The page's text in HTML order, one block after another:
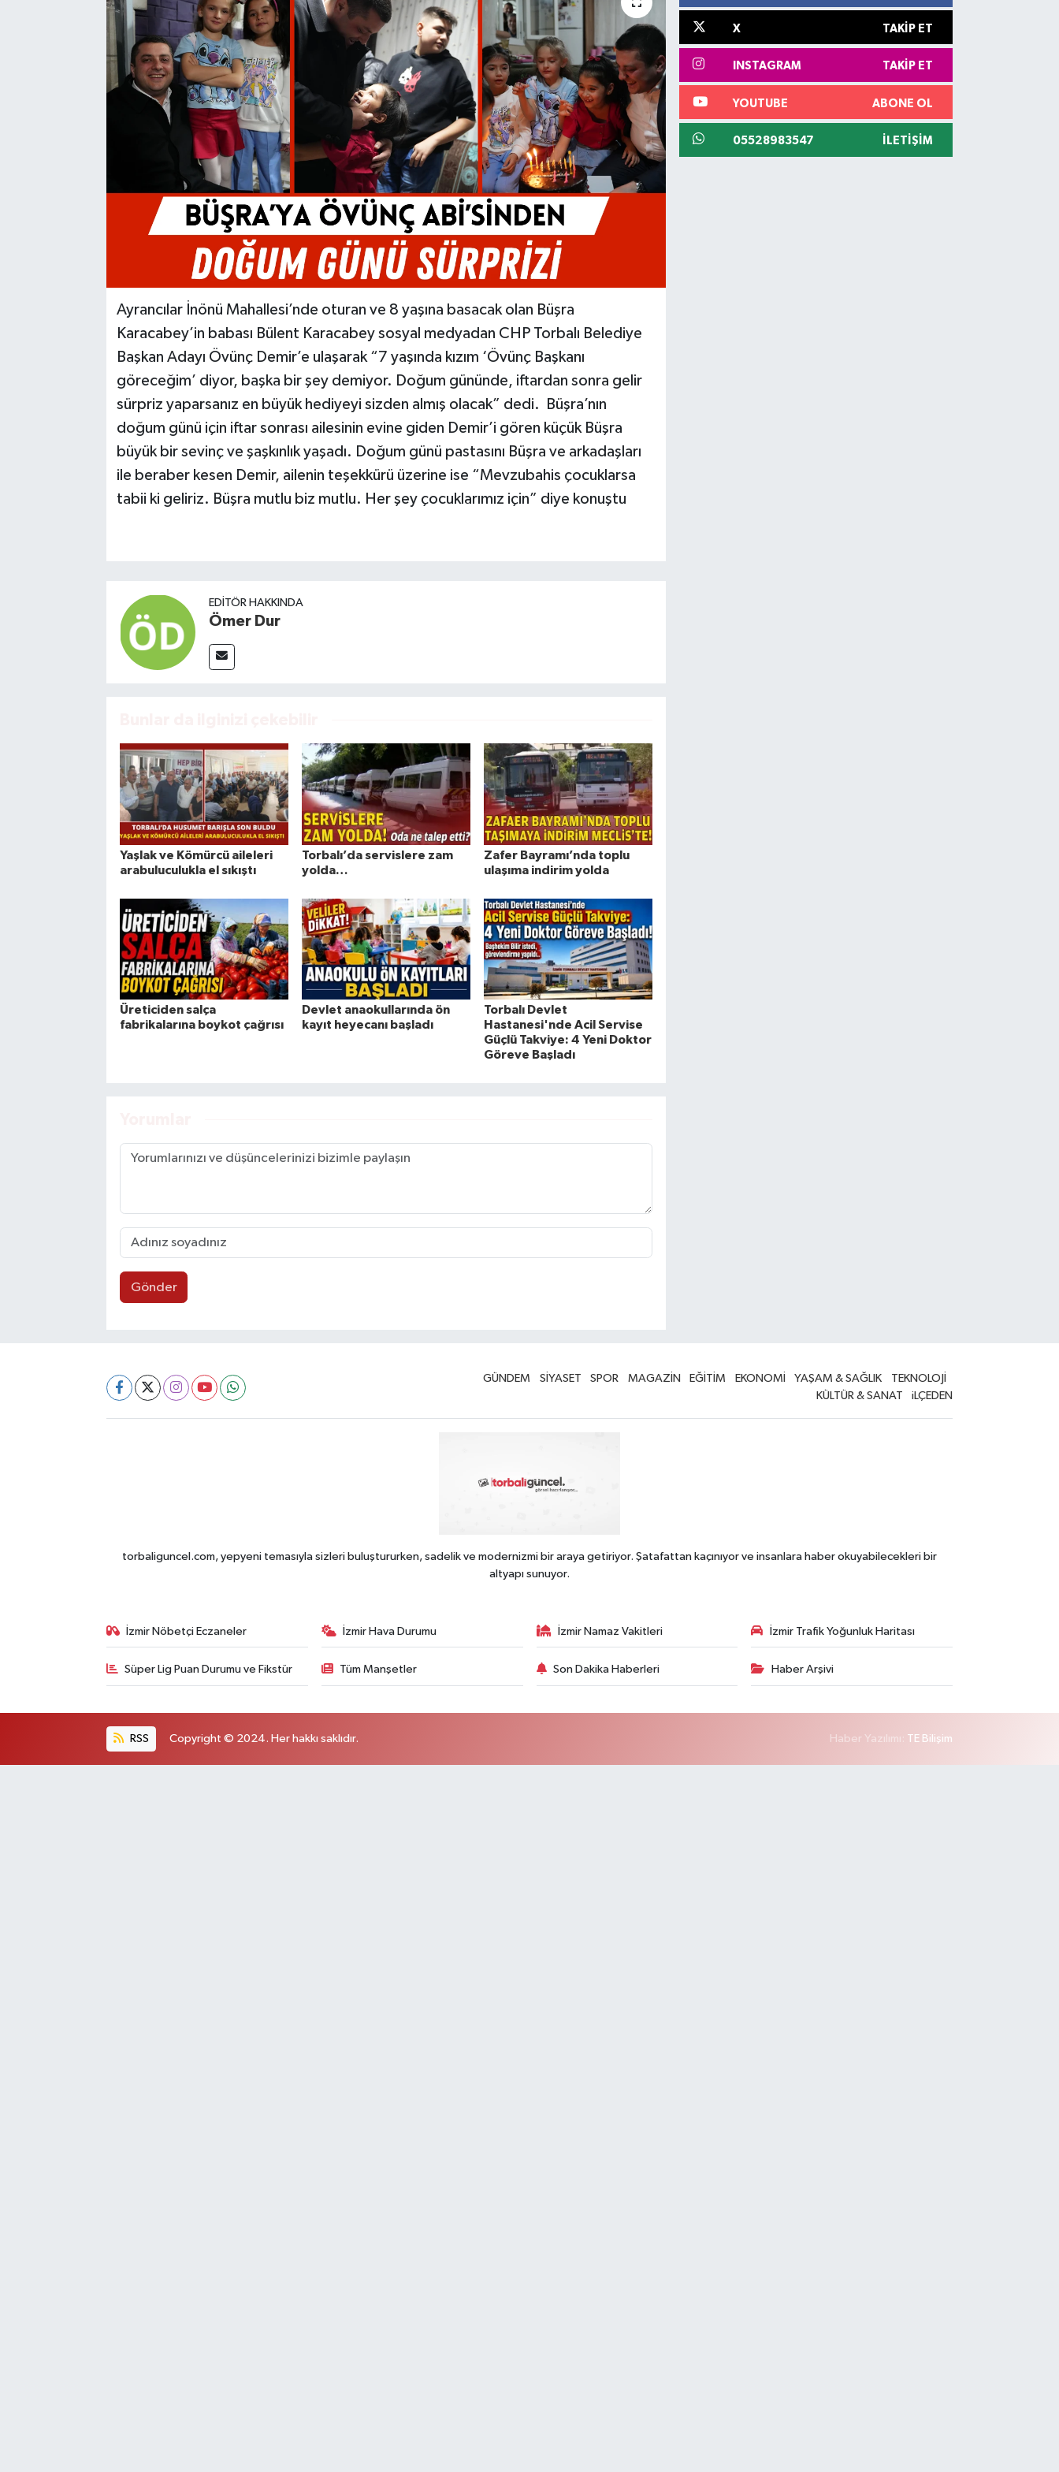
Ayrancılar İnönü Mahallesi’nde oturan ve 8 yaşına basacak olan Büşra
Karacabey’in babası Bülent Karacabey sosyal medyadan CHP Torbalı Belediye
Başkan Adayı Övünç Demir’e ulaşarak “7 yaşında kızım ‘Övünç Başkanı
göreceğim’ diyor, başka bir şey demiyor. Doğum gününde, iftardan sonra gelir
sürpriz yaparsanız en büyük hediyeyi sizden almış olacak” dedi. Büşra’nın
doğum günü için iftar sonrası ailesinin evine giden Demir’i gören küçük Büşra
büyük bir sevinç ve şaşkınlık yaşadı. Doğum günü pastasını Büşra ve arkadaşları
ile beraber kesen Demir, ailenin teşekkürü üzerine ise “Mevzubahis çocuklarsa
tabii ki geliriz. Büşra mutlu biz mutlu. Her şey çocuklarımız için” diye konuştu
EDITÖR HAKKINDA
Ömer Dur
Yaşlak ve Kömürcü aileleri
arabuluculukla el sıkıştı
Torbalı’da servislere zam
yolda…
Zafer Bayramı’nda toplu
ulaşıma indirim yolda
Üreticiden salça
fabrikalarına boykot çağrısı
Devlet anaokullarında ön
kayıt heyecanı başladı
Torbalı Devlet
Hastanesi'nde Acil Servise
Güçlü Takviye: 4 Yeni Doktor
Göreve Başladı
Gönder
X TAKIP ET
INSTAGRAM TAKIP ET
YOUTUBE ABONE OL
05528983547 İLETIŞIM
GÜNDEM SİYASET SPOR MAGAZİN EĞİTİM EKONOMİ YAŞAM & SAĞLIK
TEKNOLOJİ
KÜLTÜR & SANAT
iLÇEDEN
torbaliguncel.com, yepyeni temasıyla sizleri buluştururken, sadelik ve modernizmi bir araya getiriyor. Şatafattan kaçınıyor ve insanlara haber okuyabilecekleri bir
altyapı sunuyor.
İzmir Nöbetçi Eczaneler İzmir Hava Durumu İzmir Namaz Vakitleri İzmir Trafik Yoğunluk Haritası
Süper Lig Puan Durumu ve Fikstür Tüm Manşetler Son Dakika Haberleri Haber Arşivi
RSS Copyright © 2024. Her hakkı saklıdır. Haber Yazılımı: TE Bilişim